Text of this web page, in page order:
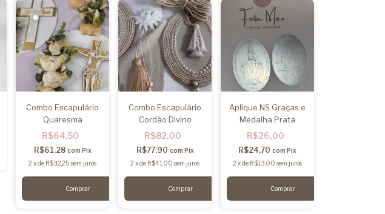
Combo Escapulário
Quaresma
R$64,50
R$61,28 com Pix
2 xde R$32,25 sem juros
Combo Escapulário
Cordão Divino
R$82,00
R$77,90 com Pix
2 xde R$41,00 sem juros
Aplique NS Graças e
Medalha Prata
R$26,00
R$24,70 com Pix
2 xde R$13,00 sem juros